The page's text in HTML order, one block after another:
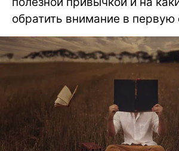
обратить внимание в первую